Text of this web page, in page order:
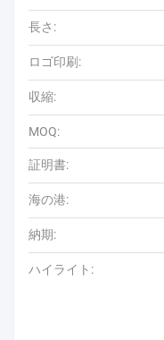
長さ:
ロゴ印刷:
収縮:
MOQ:
証明書:
海の港:
納期:
ハイライト: